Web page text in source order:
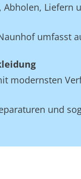
modernsten
und